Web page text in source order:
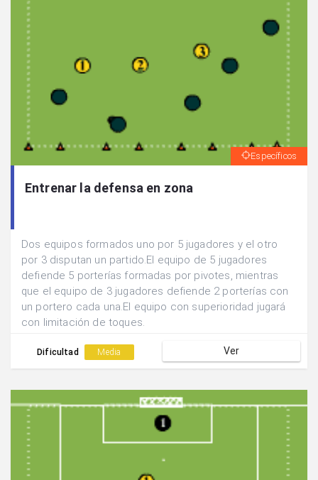
Específicos
Entrenar la defensa en zona
Dos equipos formados uno por 5 jugadores y el otro
por 3 disputan un partido.El equipo de 5 jugadores
defiende 5 porterías formadas por pivotes, mientras
que el equipo de 3 jugadores defiende 2 porterías con
un portero cada una.El equipo con superioridad jugará
con limitación de toques.
Dificultad Media Ver